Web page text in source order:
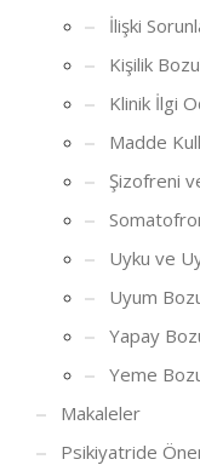
İlişki
Kişilik
Klinik İlgi
Madde
Şizofreni
Uyku ve
Uyum
Yapay
Yeme
Makaleler
Psikiyatride